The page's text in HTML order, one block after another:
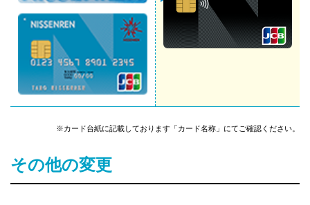
※カード台紙に記載しております「カード名称」にてご確認ください。
その他の変更